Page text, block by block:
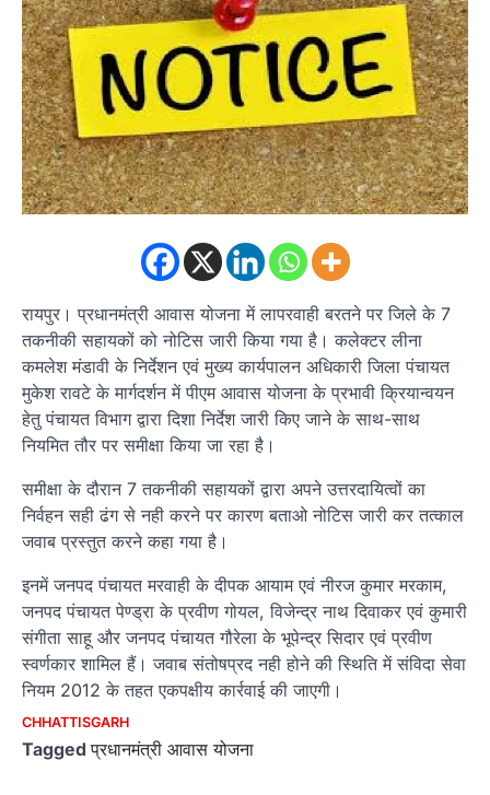
रायपुर। प्रधानमंत्री आवास योजना में लापरवाही बरतने पर जिले के 7
तकनीकी सहायकों को नोटिस जारी किया गया है। कलेक्टर लीना
कमलेश मंडावी के निर्देशन एवं मुख्य कार्यपालन अधिकारी जिला पंचायत
मुकेश रावटे के मार्गदर्शन में पीएम आवास योजना के प्रभावी क्रियान्वयन
हेतु पंचायत विभाग द्वारा दिशा निर्देश जारी किए जाने के साथ-साथ
नियमित तौर पर समीक्षा किया जा रहा है।
समीक्षा के दौरान 7 तकनीकी सहायकों द्वारा अपने उत्तरदायित्वों का
निर्वहन सही ढंग से नही करने पर कारण बताओ नोटिस जारी कर तत्काल
जवाब प्रस्तुत करने कहा गया है।
इनमें जनपद पंचायत मरवाही के दीपक आयाम एवं नीरज कुमार मरकाम,
जनपद पंचायत पेण्ड्रा के प्रवीण गोयल, विजेन्द्र नाथ दिवाकर एवं कुमारी
संगीता साहू और जनपद पंचायत गौरेला के भूपेन्द्र सिदार एवं प्रवीण
स्वर्णकार शामिल हैं। जवाब संतोषप्रद नही होने की स्थिति में संविदा सेवा
नियम 2012 के तहत एकपक्षीय कार्रवाई की जाएगी।
CHHATTISGARH
Taggedप्रधानमंत्री आवास योजना